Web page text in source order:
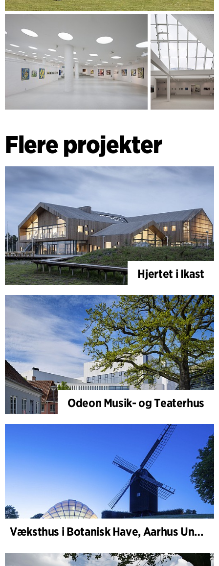
Flere projekter
Hjertet i Ikast
Odeon Musik- og Teaterhus
Væksthus i Botanisk Have, Aarhus Universitet